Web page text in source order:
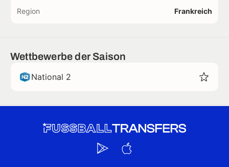
Region Frankreich
Wettbewerbe der Saison
National 2